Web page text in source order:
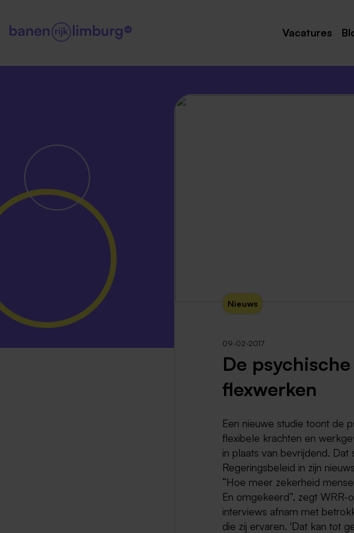
Vacatures
Nieuws
09-02-2017
De
flexwerken
Een nieuwe studie toont de
flexibele krachten en
in plaats van bevrijdend.
Regeringsbeleid in zijn
“Hoe meer zekerheid
En omgekeerd”, zegt
interviews afnam met
die zij ervaren. 'Dat kan tot